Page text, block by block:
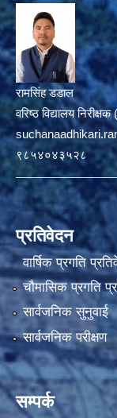
रामसिंह डडाल
वरिष्ठ विद्यालय
९८५४०४३५२८
प्रतिवेदन
वार्षिक प्रगति
चौमासिक प्रगति
सार्वजनिक सुनुवाई
सार्वजनिक परीक्षण
सम्पर्क